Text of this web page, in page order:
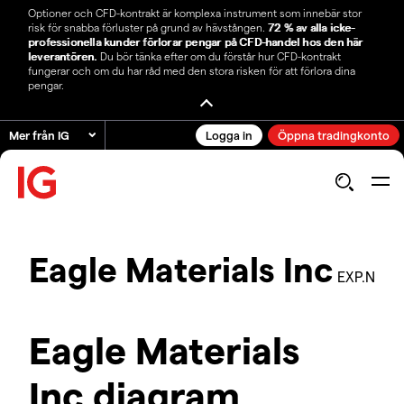
Optioner och CFD-kontrakt är komplexa instrument som innebär stor
risk för snabba förluster på grund av hävstången. 72 % av alla icke-
professionella kunder förlorar pengar på CFD-handel hos den här
leverantören. Du bör tänka efter om du förstår hur CFD-kontrakt
fungerar och om du har råd med den stora risken för att förlora dina
pengar.
Mer från IG Logga in Öppna tradingkonto
Eagle Materials Inc EXP.N
Eagle Materials
Inc diagram